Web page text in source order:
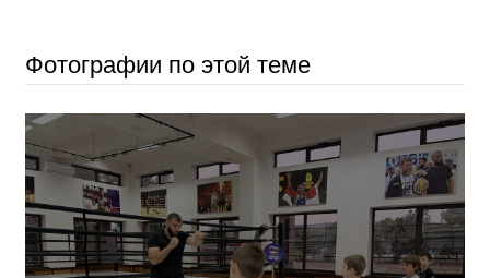
Фотографии по этой теме